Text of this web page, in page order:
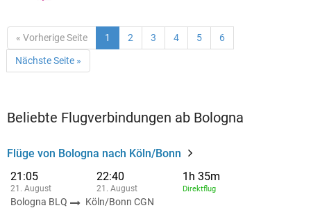
« Vorherige Seite 1 2 3 4 5 6
Nächste Seite »
Beliebte Flugverbindungen ab Bologna
Flüge von Bologna nach Köln/Bonn
21:05
21. August
22:40
21. August
1h 35m
Direktflug
Bologna BLQ
Köln/Bonn CGN